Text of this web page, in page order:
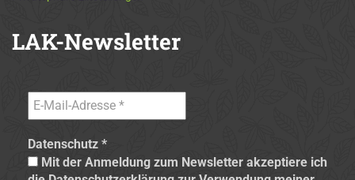
LAK-Newsletter
Datenschutz *
Mit der Anmeldung zum Newsletter akzeptiere ich